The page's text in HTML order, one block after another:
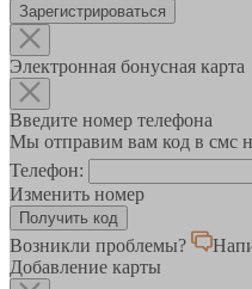
Зарегистрироваться
Электронная бонусная карта
Введите номер телефона
Мы отправим вам код в смс
Телефон:
Изменить номер
Возникли проблемы?
Добавление карты